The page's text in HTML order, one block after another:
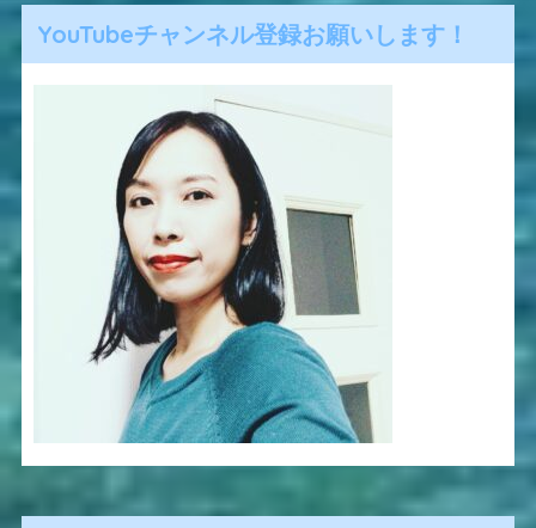
YouTubeチャンネル登録お願いします！